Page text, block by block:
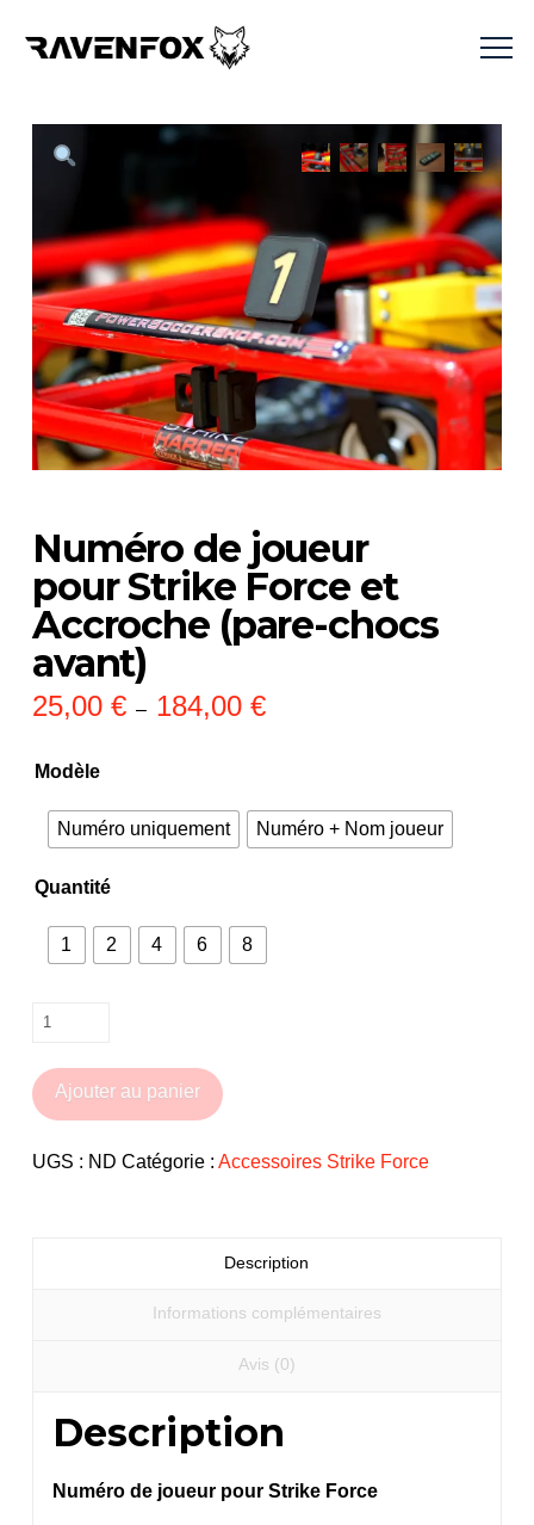
Numéro de joueur
pour Strike Force et
Accroche (pare-chocs
avant)
25,00 € – 184,00 €Plage
de
Modèle
Numéro uniquement Numéro + Nom joueur
Quantité
1 2 4 6 8
quantité
Numéro
de
Ajouter au panier
UGS : ND Catégorie : Accessoires Strike Force
Description
Informations complémentaires
Avis (0)
Description
Numéro de joueur pour Strike Force